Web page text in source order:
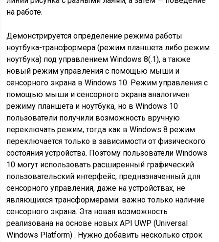
на работе.
Демонстрируется определение режима работы
ноутбука-трансформера (режим планшета либо режим
ноутбука) под управлением Windows 8(.1), а также
новый режим управления с помощью мыши и
сенсорного экрана в Windows 10. Режим управления с
помощью мыши и сенсорного экрана аналогичен
режиму планшета и ноутбука, но в Windows 10
пользователи получили возможность вручную
переключать режим, тогда как в Windows 8 режим
переключается только в зависимости от физического
состояния устройства. Поэтому пользователи Windows
10 могут использовать расширенный графический
пользовательский интерфейс, предназначенный для
сенсорного управления, даже на устройствах, не
являющихся трансформерами: важно только наличие
сенсорного экрана. Эта новая возможность
реализована на основе новых API UWP (Universal
Windows Platform) . Нужно добавить несколько строк